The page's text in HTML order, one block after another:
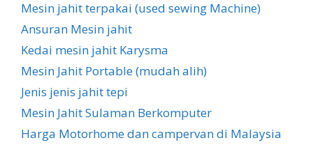
Mesin jahit terpakai (used sewing Machine)
Ansuran Mesin jahit
Kedai mesin jahit Karysma
Mesin Jahit Portable (mudah alih)
Jenis jenis jahit tepi
Mesin Jahit Sulaman Berkomputer
Harga Motorhome dan campervan di Malaysia